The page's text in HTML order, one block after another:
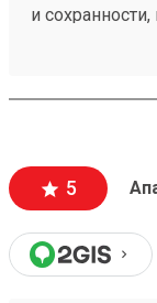
и
5